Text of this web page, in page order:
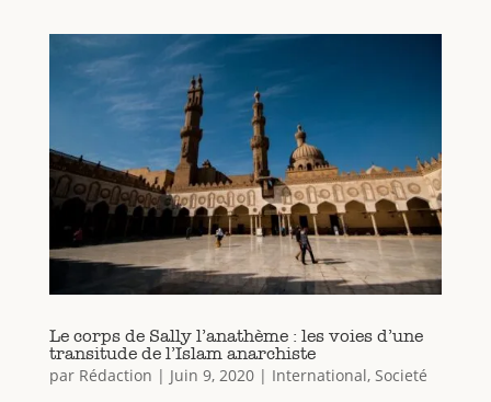
Le corps de Sally l’anathème : les voies d’une
transitude de l’Islam anarchiste
par Rédaction | Juin 9, 2020| International, Societé